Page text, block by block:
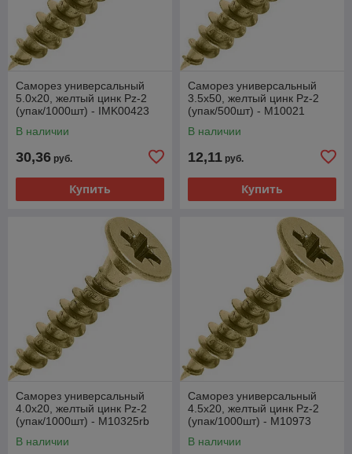
Саморез универсальный
5.0х20, желтый цинк Pz-2
(упак/1000шт) - IMK00423
В наличии
30,36 руб.
Купить
Саморез универсальный
3.5х50, желтый цинк Pz-2
(упак/500шт) - M10021
В наличии
12,11 руб.
Купить
Саморез универсальный
4.0х20, желтый цинк Pz-2
(упак/1000шт) - M10325rb
В наличии
Саморез универсальный
4.5х20, желтый цинк Pz-2
(упак/1000шт) - M10973
В наличии